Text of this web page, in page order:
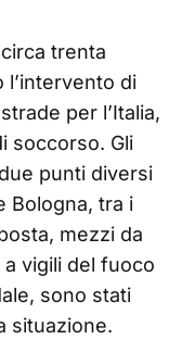
trenta
di
per l’Italia,
soccorso. Gli
punti diversi
Bologna, tra i
mezzi da
vigili del fuoco
sono stati
situazione.